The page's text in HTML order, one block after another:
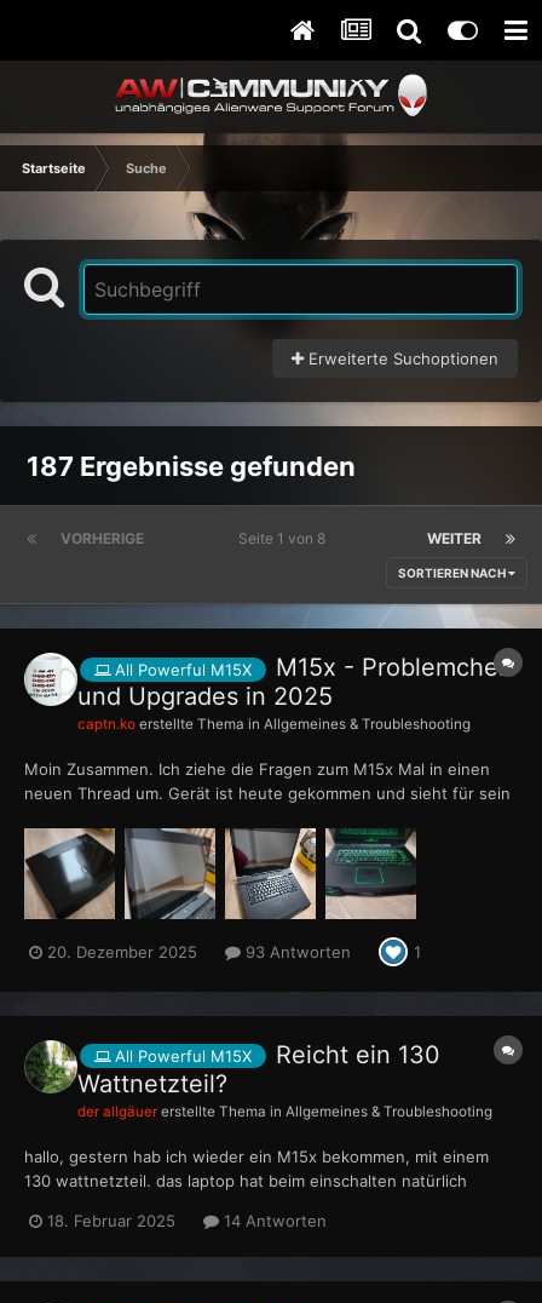
Startseite Suche
Erweiterte Suchoptionen
187 Ergebnisse gefunden
VORHERIGE WEITER
Seite 1 von 8
SORTIEREN NACH
All Powerful M15X
M15x - Problemchen
und Upgrades in 2025
captn.ko erstellte Thema in Allgemeines & Troubleshooting
Moin Zusammen. Ich ziehe die Fragen zum M15x Mal in einen
neuen Thread um. Gerät ist heute gekommen und sieht für sein
dem Deckel und ne Druckstelle auf dem Display (das haben sie ja
alle unweigerlich), aber in Summe ein Top Zu...
20. Dezember 2025 93 Antworten 1
All Powerful M15X
Reicht ein 130
Wattnetzteil?
der allgäuer erstellte Thema in Allgemeines & Troubleshooting
hallo, gestern hab ich wieder ein M15x bekommen, mit einem
130 wattnetzteil. das laptop hat beim einschalten natürlich
warnton hab ich im bios abgestellt. die frage ist jetzt, reicht das
130 wattnetzteil auf dauer, oder soll ein stärke...
18. Februar 2025 14 Antworten